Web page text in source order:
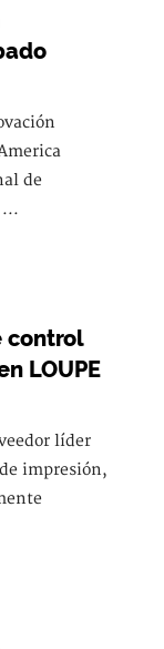
de
...
control
LOUPE
líder
impresión,